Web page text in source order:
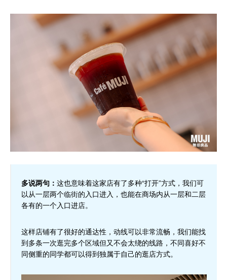
多说两句： 这也意味着这家店有了多种“打开”方式，我们可
以从一层两个临街的入口进入，也能在商场内从一层和二层
各有的一个入口进店。
这样店铺有了很好的通达性，动线可以非常流畅，我们能找
到多条一次逛完多个区域但又不会太绕的线路，不同喜好不
同侧重的同学都可以得到独属于自己的逛店方式。